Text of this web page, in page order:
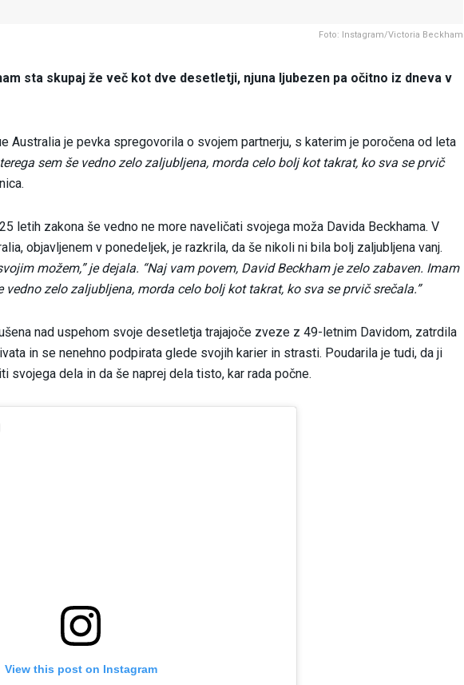
Foto: Instagram/Victoria Beckham
sta skupaj že več kot dve desetletji, njuna ljubezen pa očitno iz dneva v
Australia je pevka spregovorila o svojem partnerju, s katerim je poročena od leta
sem še vedno zelo zaljubljena, morda celo bolj kot takrat, ko sva se prvič
letih zakona še vedno ne more naveličati svojega moža Davida Beckhama. V
objavljenem v ponedeljek, je razkrila, da še nikoli ni bila bolj zaljubljena vanj.
možem,” je dejala. “Naj vam povem, David Beckham je zelo zabaven. Imam
vedno zelo zaljubljena, morda celo bolj kot takrat, ko sva se prvič srečala.”
nad uspehom svoje desetletja trajajoče zveze z 49-letnim Davidom, zatrdila
in se nenehno podpirata glede svojih karier in strasti. Poudarila je tudi, da ji
svojega dela in da še naprej dela tisto, kar rada počne.
View this post on Instagram